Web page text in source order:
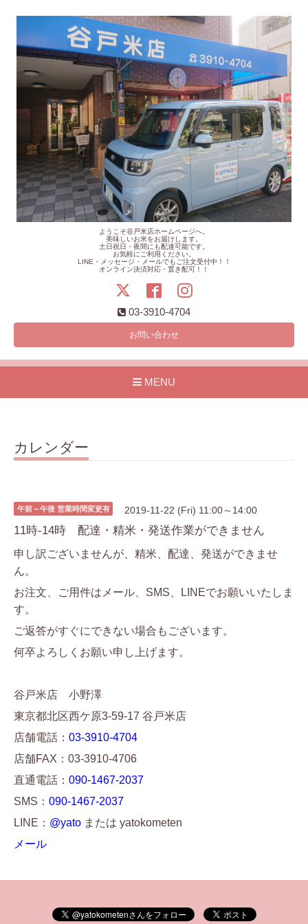
ようこそ谷戸米店ホームページへ。
美味しいお米をお届けします。
土日祝日・夜間にも配達可能です。
お気軽にご利用ください。
LINE・メッセージ・メールでもご注文受付中！！
オンライン決済対応・置き配可！！
03-3910-4704
お問い合わせ
MENU
カレンダー
午前～午後 営業時間変更有 2019-11-22 (Fri) 11:00～14:00
11時-14時 配達・精米・発送作業ができません
申し訳ございませんが、精米、配達、発送ができませ
ん。
お注文、ご用件はメール、SMS、LINEでお願いいたしま
す。
ご返答がすぐにできない場合もございます。
何卒よろしくお願い申し上げます。
谷戸米店 小野澤
東京都北区西ケ原3-59-17 谷戸米店
店舗電話： 03-3910-4704
店舗FAX：03-3910-4706
直通電話： 090-1467-2037
SMS： 090-1467-2037
LINE： @yato または yatokometen
メール